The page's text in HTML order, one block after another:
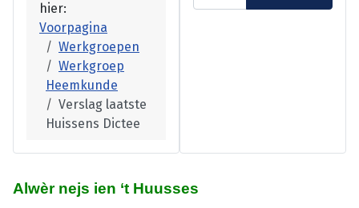
hier:
Voorpagina
Werkgroepen
Werkgroep
Heemkunde
Verslag laatste
Huissens Dictee
Alwèr nejs ien ‘t Huusses